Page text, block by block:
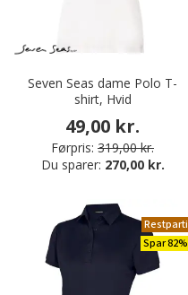
Seven Seas dame Polo T-
shirt, Hvid
49,00 kr.
Førpris: 319,00 kr.
Du sparer: 270,00 kr.
Restparti
Spar 82%